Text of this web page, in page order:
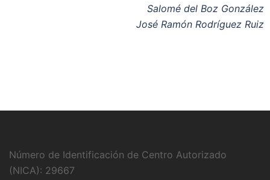
Salomé del Boz González
José Ramón Rodríguez Ruiz
Número de Identificación de Centro Autorizado
(NICA): 29667